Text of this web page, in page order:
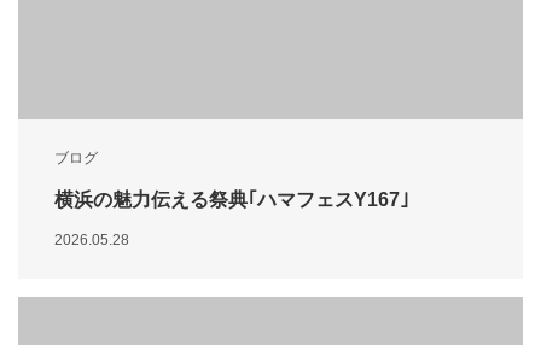
ブログ
横浜の魅力伝える祭典｢ハマフェスY167｣
2026.05.28